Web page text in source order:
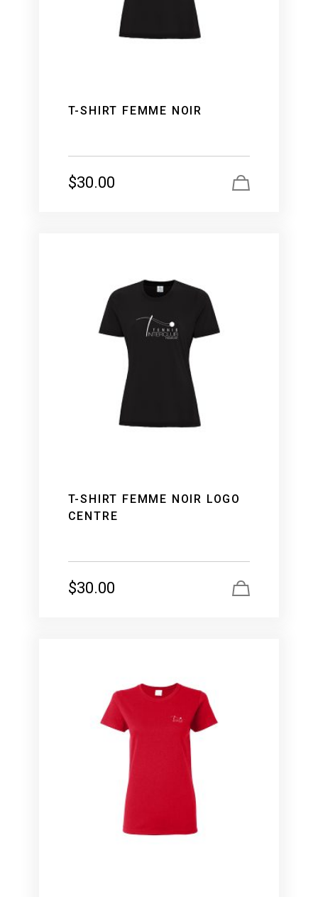
T-SHIRT FEMME NOIR
$30.00
T-SHIRT FEMME NOIR LOGO
CENTRE
$30.00